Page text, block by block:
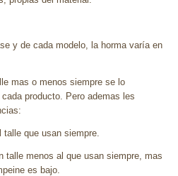
y de cada modelo, la horma varía en
mas o menos siempre se lo
producto. Pero ademas les
talle que usan siempre.
talle menos al que usan siempre, mas
es bajo.